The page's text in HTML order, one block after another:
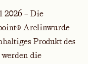
2026 – Die
Arclinwurde
Produkt des
werden die